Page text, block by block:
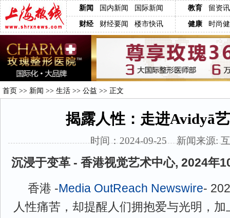
新闻 国内新闻 国际新闻 教育 留资
财经 财经要闻 楼市快讯 健康 时尚
首页 >> 新闻 >> 生活 >> 公益 >> 正文
揭露人性：走进Avidyā
时间：2024-09-25 新闻来源:
沉浸于变革 - 香港视觉艺术中心, 2024年
香港 -Media OutReach Newswire-
人性痛苦，却提醒人们拥抱爱与光明，